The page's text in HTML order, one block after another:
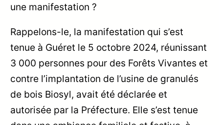
une manifestation ?
Rappelons-le, la manifestation qui s’est
tenue à Guéret le 5 octobre 2024, réunissant
3 000 personnes pour des Forêts Vivantes et
contre l’implantation de l’usine de granulés
de bois Biosyl, avait été déclarée et
autorisée par la Préfecture. Elle s’est tenue